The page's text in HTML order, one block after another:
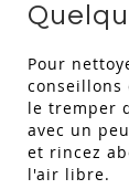
Pour
conseillons
le tremper
avec un
et rincez
l'air libre.